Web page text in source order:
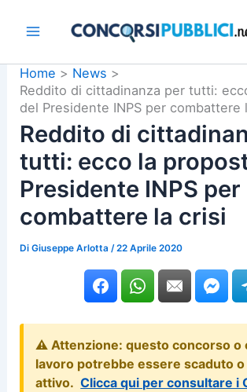
Home
News
Reddito di cittadinanza per tutti:
del Presidente INPS per combattere
Reddito di
tutti: ecco la
Presidente INPS per
combattere la crisi
DiGiuseppe Arlotta /22 Aprile 2020
⚠️ Attenzione: questo concorso o
lavoro potrebbe essere scaduto o
attivo. Clicca qui per consultare i